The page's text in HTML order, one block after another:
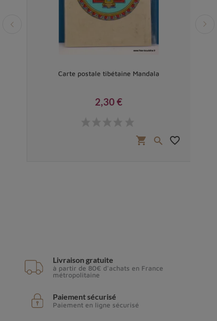
Carte postale tibétaine Mandala
2,30 €
shopping_cart  favorite_border
Livraison gratuite
à partir de 80€ d'achats en France
métropolitaine
Paiement sécurisé
Paiement en ligne sécurisé